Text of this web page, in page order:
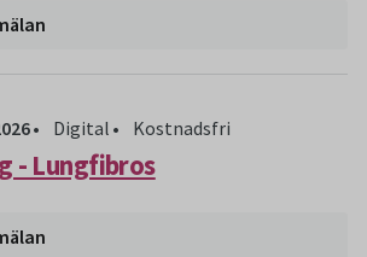
- Lungfibros
Digital Kostnadsfri